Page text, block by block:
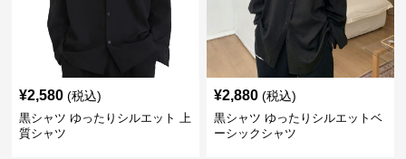
¥2,580 (税込)
黒シャツ ゆったりシルエット 上
質シャツ
¥2,880 (税込)
黒シャツ ゆったりシルエットベ
ーシックシャツ